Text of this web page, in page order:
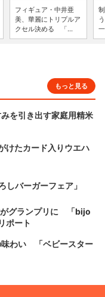
フィギュア・中井亜
美、華麗にトリプルア
クセル決める 「...
もっと見る
を引き出す家庭用精米
けたカード入りウエハ
バーガーフェア」
がグランプリに 「bijo
ポート
味わい 「ベビースター